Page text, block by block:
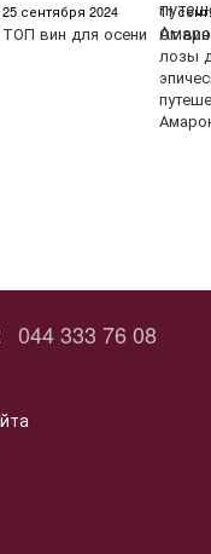
25 сентября 2024
ТОП вин для осени
11
От
лозы
044 333 76 08